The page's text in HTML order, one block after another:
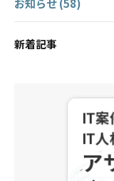
お知らせ(58)
新着記事